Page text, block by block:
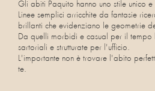
Gli abiti Paquito hanno uno stile unico e
Linee semplici arricchite da fantasie
brillanti che evidenziano le geometrie
Da quelli morbidi e casual per il
sartoriali e strutturate per l'ufficio.
L'importante non è trovare l'abito
te.